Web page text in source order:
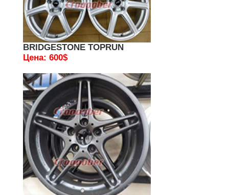
BRIDGESTONE TOPRUN
Цена: 600$